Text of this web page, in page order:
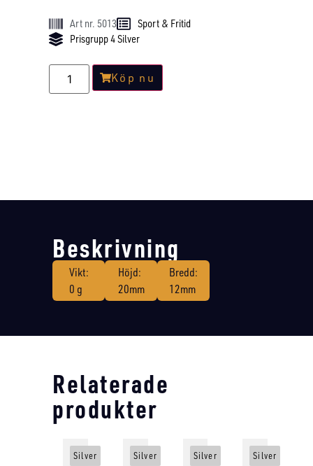
Art nr. 5013
Sport & Fritid
Prisgrupp 4 Silver
Köp nu
Beskrivning
Vikt:
0 g
Höjd:
20mm
Bredd:
12mm
Relaterade
produkter
Silver Silver Silver Silver